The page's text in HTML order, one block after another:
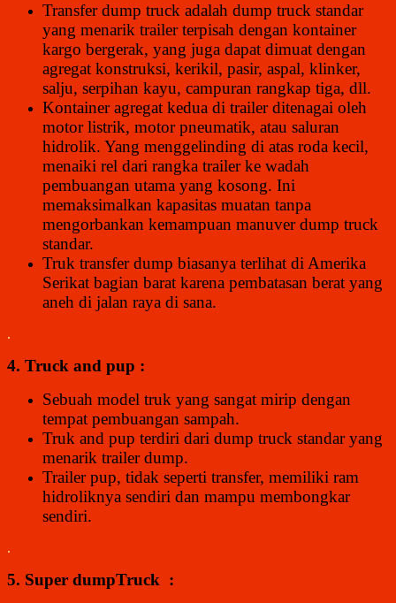
Transfer dump truck adalah dump truck standar
yang menarik trailer terpisah dengan kontainer
kargo bergerak, yang juga dapat dimuat dengan
agregat konstruksi, kerikil, pasir, aspal, klinker,
salju, serpihan kayu, campuran rangkap tiga, dll.
Kontainer agregat kedua di trailer ditenagai oleh
motor listrik, motor pneumatik, atau saluran
hidrolik. Yang menggelinding di atas roda kecil,
menaiki rel dari rangka trailer ke wadah
pembuangan utama yang kosong. Ini
memaksimalkan kapasitas muatan tanpa
mengorbankan kemampuan manuver dump truck
standar.
Truk transfer dump biasanya terlihat di Amerika
Serikat bagian barat karena pembatasan berat yang
aneh di jalan raya di sana.
.
4. Truck and pup :
Sebuah model truk yang sangat mirip dengan
tempat pembuangan sampah.
Truk and pup terdiri dari dump truck standar yang
menarik trailer dump.
Trailer pup, tidak seperti transfer, memiliki ram
hidroliknya sendiri dan mampu membongkar
sendiri.
.
5. Super dumpTruck :